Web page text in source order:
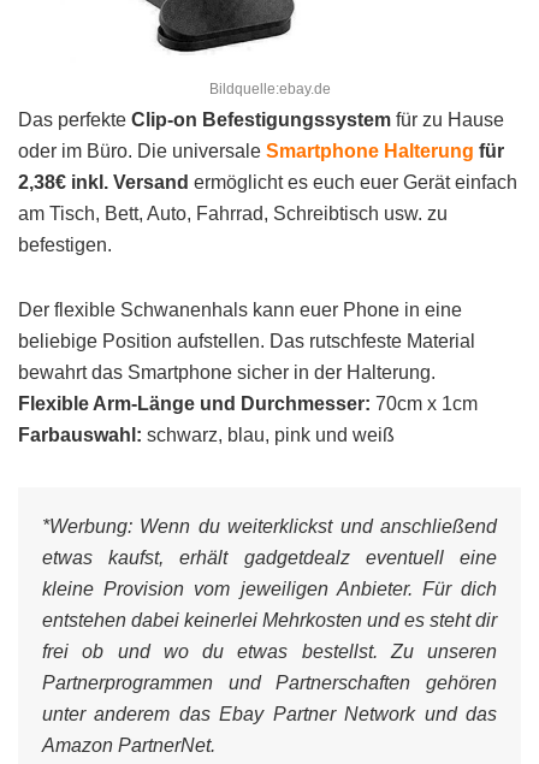
Bildquelle:ebay.de
Das perfekte Clip-on Befestigungssystem für zu Hause
oder im Büro. Die universale Smartphone Halterung für
2,38€ inkl. Versand ermöglicht es euch euer Gerät einfach
am Tisch, Bett, Auto, Fahrrad, Schreibtisch usw. zu
befestigen.
Der flexible Schwanenhals kann euer Phone in eine
beliebige Position aufstellen. Das rutschfeste Material
bewahrt das Smartphone sicher in der Halterung.
Flexible Arm-Länge und Durchmesser: 70cm x 1cm
Farbauswahl: schwarz, blau, pink und weiß
*Werbung: Wenn du weiterklickst und anschließend
etwas kaufst, erhält gadgetdealz eventuell eine
kleine Provision vom jeweiligen Anbieter. Für dich
entstehen dabei keinerlei Mehrkosten und es steht dir
frei ob und wo du etwas bestellst. Zu unseren
Partnerprogrammen und Partnerschaften gehören
unter anderem das Ebay Partner Network und das
Amazon PartnerNet.